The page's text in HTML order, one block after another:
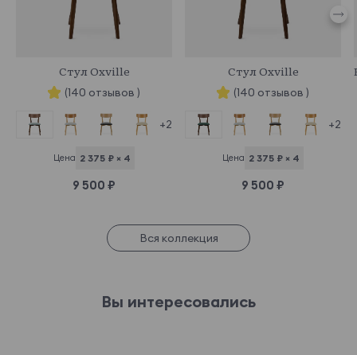
Стул Oxville
(140 отзывов )
+2
Цена 2 375 ₽ × 4
9 500 ₽
Стул Oxville
(140 отзывов )
+2
Цена 2 375 ₽ × 4
9 500 ₽
Вся коллекция
Вы интересовались